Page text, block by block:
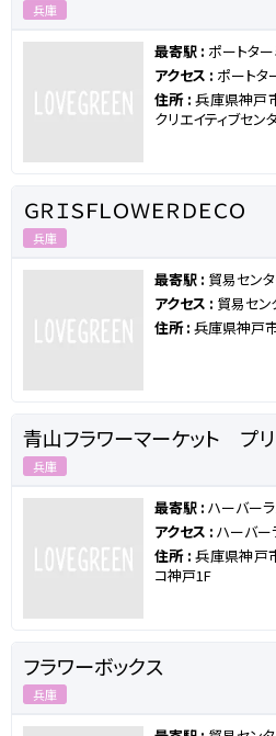
兵庫
最寄駅 : ポートタ
アクセス : ポートタ
住所 :兵庫県神戸
クリエイティブセン
ＧＲＩＳＦＬＯＷＥＲＤＥＣＯ
兵庫
最寄駅 : 貿易セン
アクセス : 貿易セ
住所 : 兵庫県神戸
青山フラワーマーケット プ
兵庫
最寄駅 : ハーバー
アクセス : ハーバー
住所 :兵庫県神戸
コ神戸1F
フラワーボックス
兵庫